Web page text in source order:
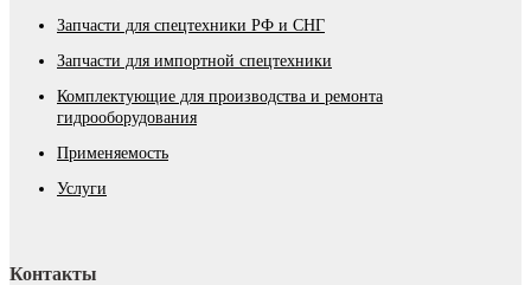
Запчасти для спецтехники РФ и СНГ
Запчасти для импортной спецтехники
Комплектующие для производства и ремонта
гидрооборудования
Применяемость
Услуги
Контакты